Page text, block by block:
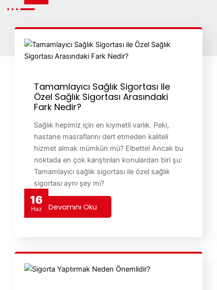
Tamamlayıcı Sağlık Sigortası ile
Özel Sağlık Sigortası Arasındaki
Fark Nedir?
Sağlık hepimiz için en kıymetli varlık. Peki,
hastane masraflarını dert etmeden kaliteli
hizmet almak mümkün mü? Elbette! Ancak bu
noktada en çok karıştırılan konulardan biri şu:
Tamamlayıcı sağlık sigortası ile özel sağlık
sigortası aynı şey mi?
Devamını Oku
16
Haz